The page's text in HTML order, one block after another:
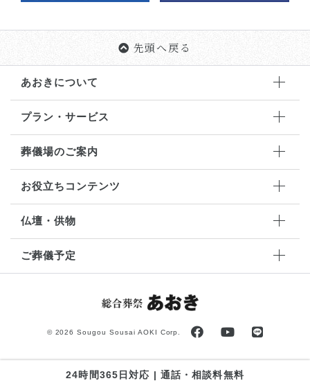
先頭へ戻る
あおきについて
プラン・サービス
葬儀場のご案内
お役立ちコンテンツ
仏壇・供物
ご葬儀予定
© 2026 Sougou Sousai AOKI Corp.
24時間365日対応 | 通話・相談料無料